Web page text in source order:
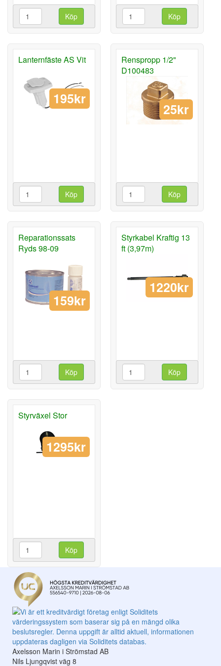
Köp Köp
Lanternfäste AS Vit
195kr
Köp
Renspropp 1/2"
D100483
25kr
Köp
Reparationssats
Ryds 98-09
159kr
Köp
Styrkabel Kraftig 13
ft (3,97m)
1220kr
Köp
Styrväxel Stor
1295kr
Köp
Axelsson Marin i Strömstad AB
Nils Ljungqvist väg 8